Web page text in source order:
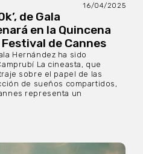
16/04/2025
de Gala
en la Quincena
de Cannes
Hernández ha sido
La cineasta, que
sobre el papel de las
de sueños compartidos,
representa un